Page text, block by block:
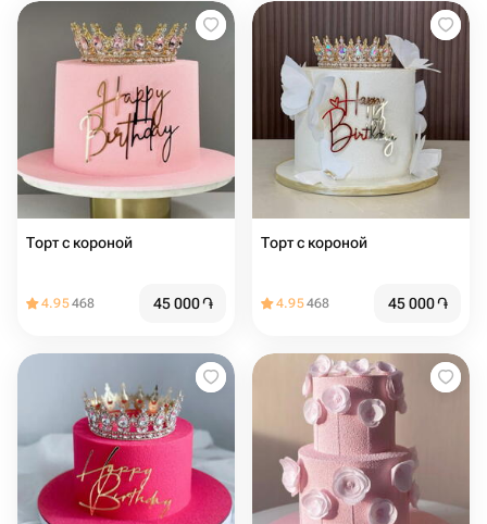
Торт с короной
4.95468 45 000֏
Торт с короной
4.95468 45 000֏